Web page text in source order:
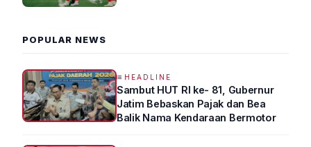
POPULAR NEWS
HEADLINE
Sambut HUT RI ke- 81, Gubernur
Jatim Bebaskan Pajak dan Bea
Balik Nama Kendaraan Bermotor